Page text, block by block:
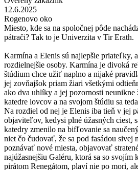
12.6.2025
Rogenovo oko
Miesto, kde sa na spoločnej pôde
pátrači? Tak to je Univerzita v Tir Erath.
Karmína a Elenis sú najlepšie priateľky,
rozdielnejšie osoby. Karmína je divoká
štúdium chce užiť naplno a nijaké
jej zovňajšok priam žiari všetkými
ako dva uhlíky a jej pozornosti neunikne
katedre lovcov a na svojom štúdiu sa
Na rozdiel od nej je Elenis iba tieň v jej
objaviteľov, kedysi plné úžasných ciest,
katedry zmenilo na bifľovanie sa
niet čo čudovať, že sa pod fasádou sivej
poznávať nové miesta, objavovať
najúžasnejšiu Galéru, ktorá sa so svojím
pirátom Renegátom, plaví nie po mori,